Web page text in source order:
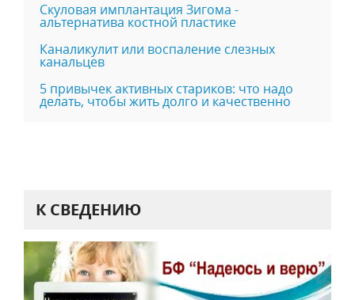
Скуловая имплантация Зигома -
альтернатива костной пластике
Каналикулит или воспаление слезных
канальцев
5 привычек активных стариков: что надо
делать, чтобы жить долго и качественно
К СВЕДЕНИЮ